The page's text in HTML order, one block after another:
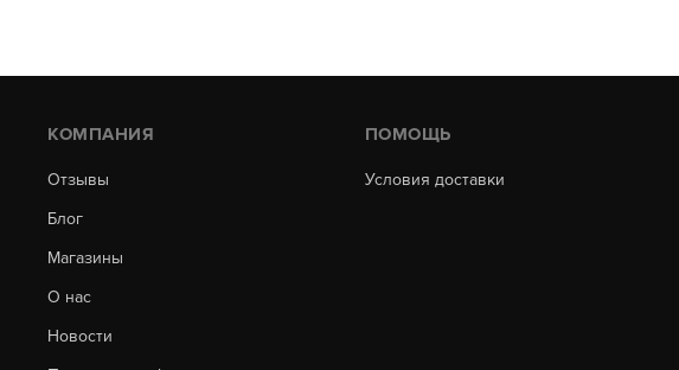
КОМПАНИЯ
Отзывы
Блог
Магазины
О нас
Новости
ПОМОЩЬ
Условия доставки